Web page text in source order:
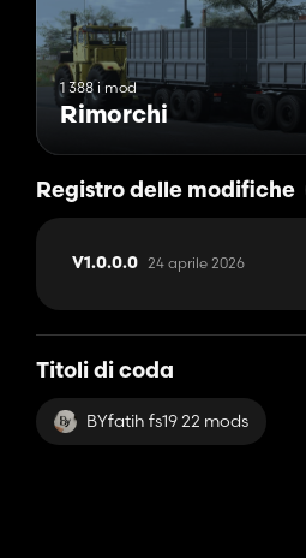
1 388 i mod
Rimorchi
Registro delle modifiche
V1.0.0.0 24 aprile 2026
Titoli di coda
BYfatih fs19 22 mods